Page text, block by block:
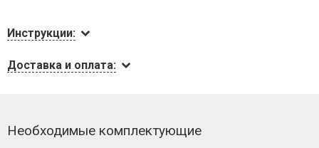
Инструкции:
Доставка и оплата:
Необходимые комплектующие